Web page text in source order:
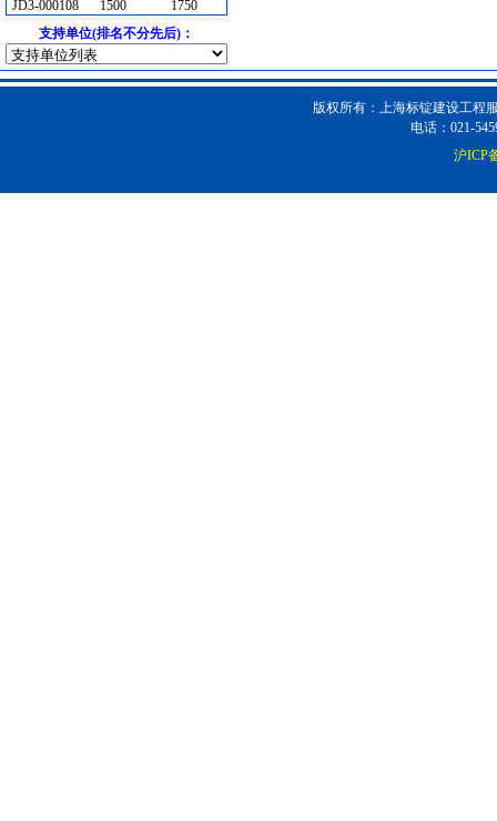
清洁式排风 [采购中]
灯具 [采购中]
仪器仪表 [采购中]
8 [采购中]
JD3-000108
1500
1750
支持单位(排名不分先后)：
版权所有：上海标锭建设工程
电话：021-
沪ICP